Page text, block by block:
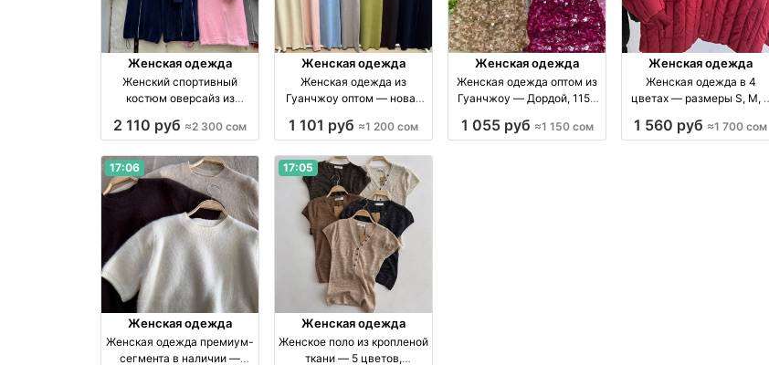
Женская одежда
Женский спортивный
костюм оверсайз из
оптом производство Китай
2 110 руб ≈2 300 сом
Женская одежда
Женская одежда из
Гуанчжоу оптом — новая
сом оптом производство
1 101 руб ≈1 200 сом
Женская одежда
Женская одежда оптом из
Гуанчжоу — Дордой, 1150
Китай
1 055 руб ≈1 150 сом
Женская одежда
Женская одежда в 4
цветах — размеры S, M, L
бренд Made in Kyrgyzstan
1 560 руб ≈1 700 сом
17:06
Женская одежда
Женская одежда премиум-
сегмента в наличии —
17:05
Женская одежда
Женское поло из кропленой
ткани — 5 цветов,